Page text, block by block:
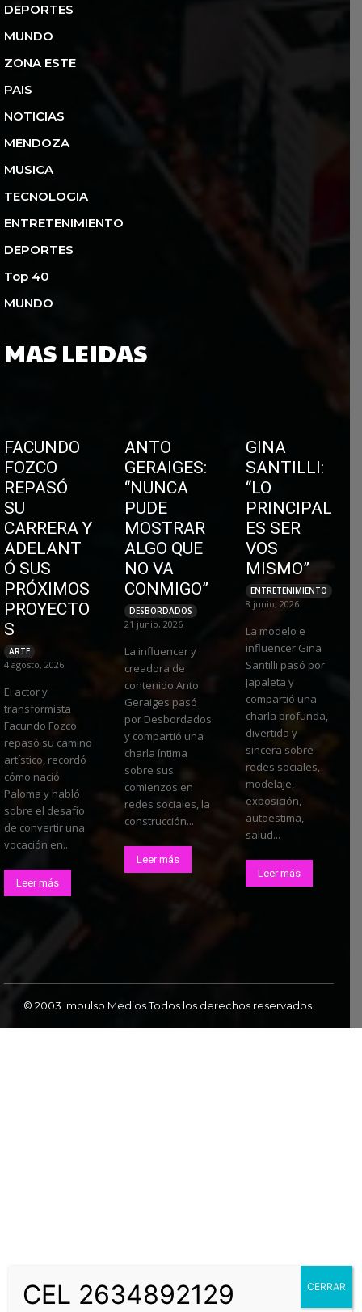
DEPORTES
MUNDO
ZONA ESTE
PAIS
NOTICIAS
MENDOZA
MUSICA
TECNOLOGIA
ENTRETENIMIENTO
DEPORTES
Top 40
MUNDO
MAS LEIDAS
FACUNDO
FOZCO
REPASÓ
SU
CARRERA Y
ADELANT
Ó SUS
PRÓXIMOS
PROYECTO
S
ARTE
4 agosto, 2026
El actor y
transformista
Facundo Fozco
repasó su camino
artístico, recordó
cómo nació
Paloma y habló
sobre el desafío
de convertir una
vocación en...
Leer más
ANTO
GERAIGES:
“NUNCA
PUDE
MOSTRAR
ALGO QUE
NO VA
CONMIGO”
DESBORDADOS
21 junio, 2026
La influencer y
creadora de
contenido Anto
Geraiges pasó
por Desbordados
y compartió una
charla íntima
sobre sus
comienzos en
redes sociales, la
construcción...
Leer más
GINA
SANTILLI:
“LO
PRINCIPAL
ES SER
VOS
MISMO”
ENTRETENIMIENTO
8 junio, 2026
La modelo e
influencer Gina
Santilli pasó por
Japaleta y
compartió una
charla profunda,
divertida y
sincera sobre
redes sociales,
modelaje,
exposición,
autoestima,
salud...
Leer más
© 2003 Impulso Medios Todos los derechos reservados.